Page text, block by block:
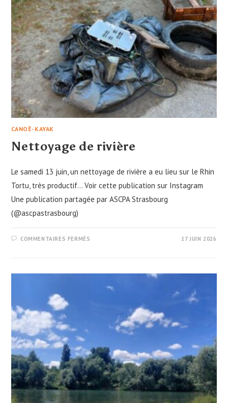
CANOË-KAYAK
Nettoyage de rivière
Le samedi 13 juin, un nettoyage de rivière a eu lieu sur le Rhin
Tortu, très productif... Voir cette publication sur Instagram
Une publication partagée par ASCPA Strasbourg
(@ascpastrasbourg)
COMMENTAIRES FERMÉS 17 JUIN 2026